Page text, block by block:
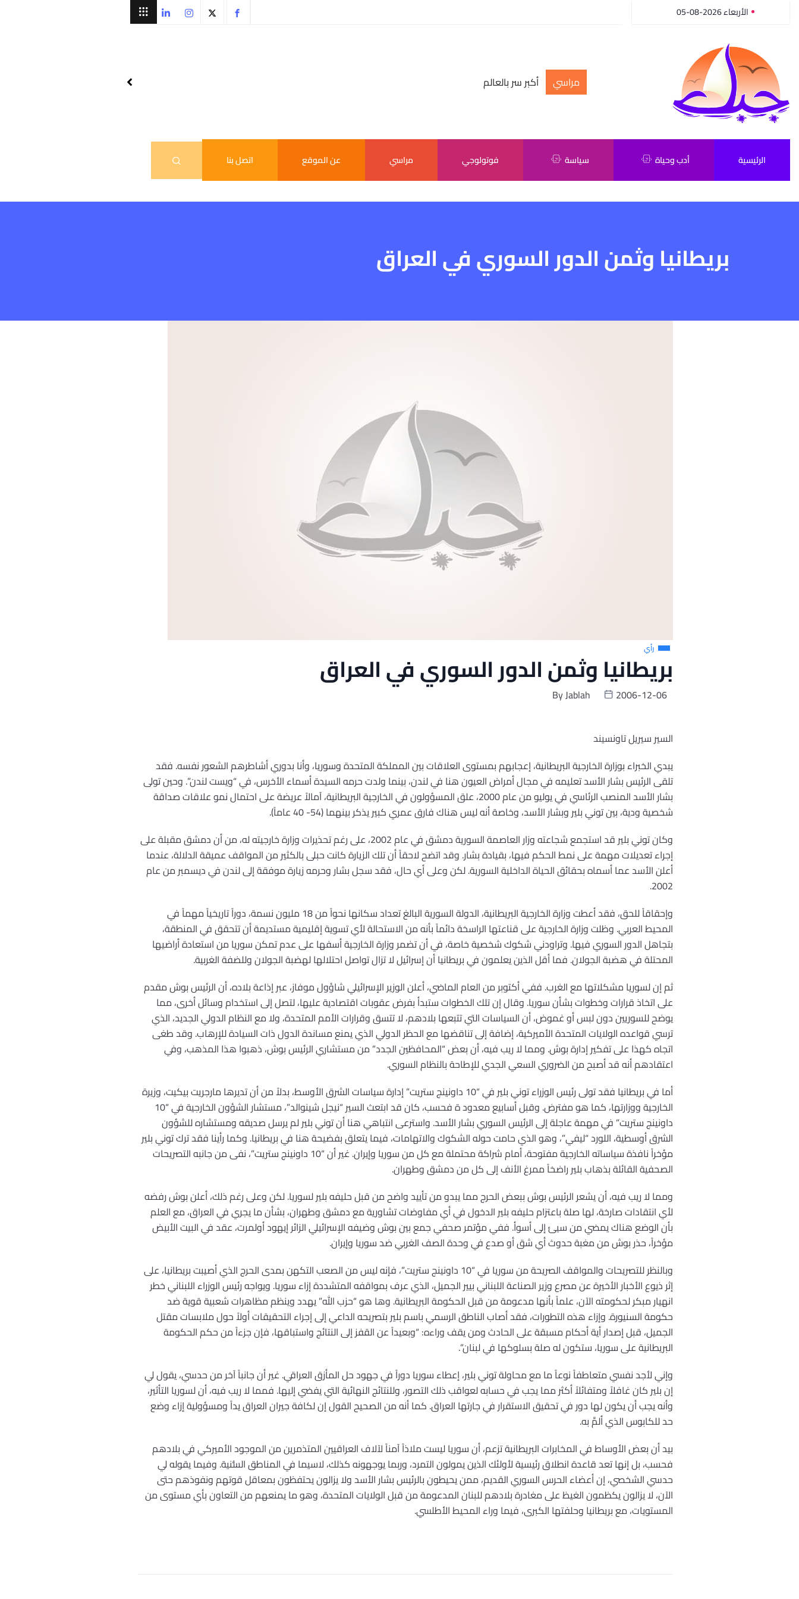
الأربعاء 2026-08-05
مراسي أكبر سر بالعالم
الرئيسية أدب وحياة سياسة فوتولوجي مراسي عن الموقع اتصل بنا
بريطانيا وثمن الدور السوري في العراق
رأي
بريطانيا وثمن الدور السوري في العراق
ByJablah 2006-12-06
السير سيريل تاونسيند
يبدي الخبراء بوزارة الخارجية البريطانية، إعجابهم بمستوى العلاقات بين المملكة المتحدة وسوريا، وأنا بدوري أشاطرهم الشعور نفسه. فقد
تلقى الرئيس بشار الأسد تعليمه في مجال أمراض العيون هنا في لندن، بينما ولدت حرمه السيدة أسماء الأخرس، في “ويست لندن”. وحين تولى
بشار الأسد المنصب الرئاسي في يوليو من عام 2000، علق المسؤولون في الخارجية البريطانية، آمالاً عريضة على احتمال نمو علاقات صداقة
شخصية ودية، بين توني بلير وبشار الأسد، وخاصة أنه ليس هناك فارق عمري كبير يذكر بينهما (54- 40 عاماً).
وكان توني بلير قد استجمع شجاعته وزار العاصمة السورية دمشق في عام 2002، على رغم تحذيرات وزارة خارجيته له، من أن دمشق مقبلة على
إجراء تعديلات مهمة على نمط الحكم فيها، بقيادة بشار. وقد اتضح لاحقاً أن تلك الزيارة كانت حبلى بالكثير من المواقف عميقة الدلالة، عندما
أعلن الأسد عما أسماه بحقائق الحياة الداخلية السورية. لكن وعلى أي حال، فقد سجل بشار وحرمه زيارة موفقة إلى لندن في ديسمبر من عام
2002.
وإحقاقاً للحق، فقد أعطت وزارة الخارجية البريطانية، الدولة السورية البالغ تعداد سكانها نحواً من 18 مليون نسمة، دوراً تاريخياً مهماً في
المحيط العربي. وظلت وزارة الخارجية على قناعتها الراسخة دائماً بأنه من الاستحالة لأي تسوية إقليمية مستديمة أن تتحقق في المنطقة،
بتجاهل الدور السوري فيها. وتراودني شكوك شخصية خاصة، في أن تضمر وزارة الخارجية أسفها على عدم تمكن سوريا من استعادة أراضيها
المحتلة في هضبة الجولان. فما أقل الذين يعلمون في بريطانيا أن إسرائيل لا تزال تواصل احتلالها لهضبة الجولان وللضفة الغربية.
ثم إن لسوريا مشكلاتها مع الغرب. ففي أكتوبر من العام الماضي، أعلن الوزير الإسرائيلي شاؤول موفاز، عبر إذاعة بلاده، أن الرئيس بوش مقدم
على اتخاذ قرارات وخطوات بشأن سوريا. وقال إن تلك الخطوات ستبدأ بفرض عقوبات اقتصادية عليها، لتصل إلى استخدام وسائل أخرى، مما
يوضح للسوريين دون لبس أو غموض، أن السياسات التي تتبعها بلادهم، لا تتسق وقرارات الأمم المتحدة، ولا مع النظام الدولي الجديد، الذي
ترسي قواعده الولايات المتحدة الأميركية، إضافة إلى تناقضها مع الحظر الدولي الذي يمنع مساندة الدول ذات السيادة للإرهاب. وقد طغى
اتجاه كهذا على تفكير إدارة بوش. ومما لا ريب فيه، أن بعض “المحافظين الجدد” من مستشاري الرئيس بوش، ذهبوا هذا المذهب، وفي
اعتقادهم أنه قد أصبح من الضروري السعي الجدي للإطاحة بالنظام السوري.
أما في بريطانيا فقد تولى رئيس الوزراء توني بلير في “10 داونينج ستريت” إدارة سياسات الشرق الأوسط، بدلاً من أن تديرها مارجريت بيكيت، وزيرة
الخارجية ووزارتها، كما هو مفترض. وقبل أسابيع معدود ة فحسب، كان قد ابتعث السير “نيجل شينوالد”، مستشار الشؤون الخارجية في “10
داونينج ستريت” في مهمة عاجلة إلى الرئيس السوري بشار الأسد. واسترعى انتباهي هنا أن توني بلير لم يرسل صديقه ومستشاره للشؤون
الشرق أوسطية، اللورد “ليفي”، وهو الذي حامت حوله الشكوك والاتهامات، فيما يتعلق بفضيحة هنا في بريطانيا. وكما رأينا فقد ترك توني بلير
مؤخراً نافذة سياساته الخارجية مفتوحة، أمام شراكة محتملة مع كل من سوريا وإيران. غير أن “10 داونينج ستريت”، نفى من جانبه التصريحات
الصحفية القائلة بذهاب بلير راضخاً ممرغ الأنف إلى كل من دمشق وطهران.
ومما لا ريب فيه، أن يشعر الرئيس بوش ببعض الحرج مما يبدو من تأييد واضح من قبل حليفه بلير لسوريا. لكن وعلى رغم ذلك، أعلن بوش رفضه
لأي انتقادات صارخة، لها صلة باعتزام حليفه بلير الدخول في أي مفاوضات تشاورية مع دمشق وطهران، بشأن ما يجري في العراق، مع العلم
بأن الوضع هناك يمضي من سيئ إلى أسوأ. ففي مؤتمر صحفي جمع بين بوش وضيفه الإسرائيلي الزائر إيهود أولمرت، عقد في البيت الأبيض
مؤخراً، حذر بوش من مغبة حدوث أي شق أو صدع في وحدة الصف الغربي ضد سوريا وإيران.
وبالنظر للتصريحات والمواقف الصريحة من سوريا في “10 داونينج ستريت”، فإنه ليس من الصعب التكهن بمدى الحرج الذي أصيبت بريطانيا، على
إثر ذيوع الأخبار الأخيرة عن مصرع وزير الصناعة اللبناني بيير الجميل، الذي عرف بمواقفه المتشددة إزاء سوريا. ويواجه رئيس الوزراء اللبناني خطر
انهيار مبكر لحكومته الآن، علماً بأنها مدعومة من قبل الحكومة البريطانية. وها هو “حزب الله” يهدد وينظم مظاهرات شعبية قوية ضد
حكومة السنيورة. وإزاء هذه التطورات، فقد أصاب الناطق الرسمي باسم بلير بتصريحه الداعي إلى إجراء التحقيقات أولاً حول ملابسات مقتل
الجميل، قبل إصدار أية أحكام مسبقة على الحادث ومن يقف وراءه: “وبعيداً عن القفز إلى النتائج واستباقها، فإن جزءاً من حكم الحكومة
البريطانية على سوريا، ستكون له صلة بسلوكها في لبنان”.
وإني لأجد نفسي متعاطفاً نوعاً ما مع محاولة توني بلير، إعطاء سوريا دوراً في جهود حل المأزق العراقي. غير أن جانباً آخر من حدسي، يقول لي
إن بلير كان غافلاً ومتفائلاً أكثر مما يجب في حسابه لعواقب ذلك التصور، وللنتائج النهائية التي يفضي إليها. فمما لا ريب فيه، أن لسوريا التأثير،
وأنه يجب أن يكون لها دور في تحقيق الاستقرار في جارتها العراق. كما أنه من الصحيح القول إن لكافة جيران العراق يداً ومسؤولية إزاء وضع
حد للكابوس الذي ألمَّ به.
بيد أن بعض الأوساط في المخابرات البريطانية تزعم، أن سوريا ليست ملاذاً آمناً لآلاف العراقيين المتذمرين من الموجود الأميركي في بلادهم
فحسب، بل إنها تعد قاعدة انطلاق رئيسية لأولئك الذين يمولون التمرد، وربما يوجهونه كذلك، لاسيما في المناطق السُّنية. وفيما يقوله لي
حدسي الشخصي، إن أعضاء الحرس السوري القديم، ممن يحيطون بالرئيس بشار الأسد ولا يزالون يحتفظون بمعاقل قوتهم ونفوذهم حتى
الآن، لا يزالون يكظمون الغيظ على مغادرة بلادهم للبنان المدعومة من قبل الولايات المتحدة، وهو ما يمنعهم من التعاون بأي مستوى من
المستويات، مع بريطانيا وحلفتها الكبرى، فيما وراء المحيط الأطلسي.